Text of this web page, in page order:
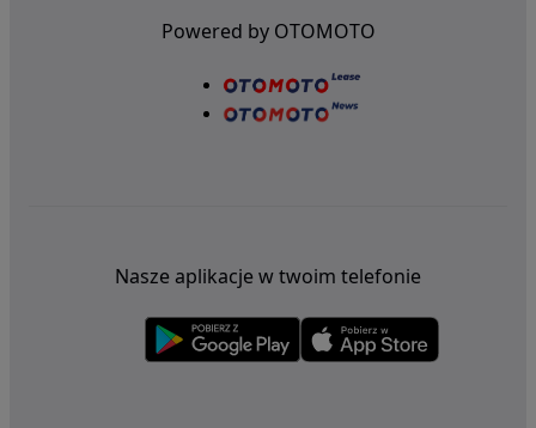
Powered by OTOMOTO
Nasze aplikacje w twoim telefonie